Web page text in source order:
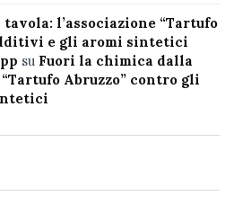
l’associazione “Tartufo
e gli aromi sintetici
su Fuori la chimica dalla
Abruzzo” contro gli